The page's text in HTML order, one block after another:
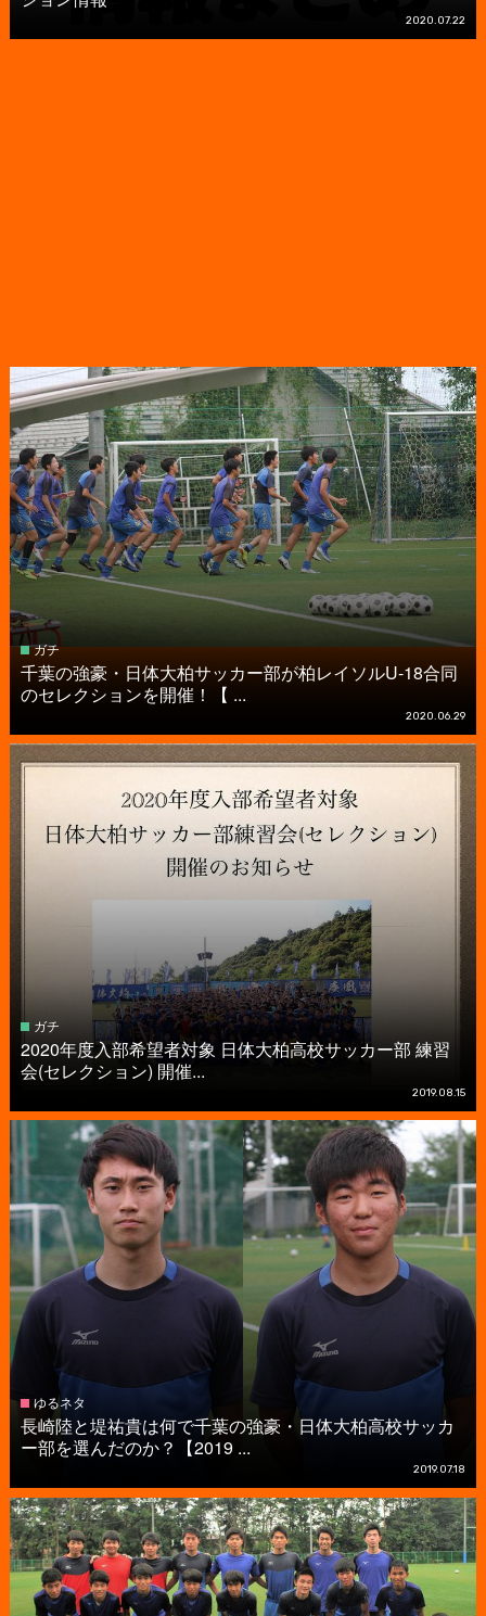
2020.07.22
ガチ
千葉の強豪・日体大柏サッカー部が柏レイソルU-18合同
のセレクションを開催！【 ...
2020.06.29
ガチ
2020年度入部希望者対象 日体大柏高校サッカー部 練習
会(セレクション) 開催...
2019.08.15
ゆるネタ
長崎陸と堤祐貴は何で千葉の強豪・日体大柏高校サッカ
ー部を選んだのか？【2019 ...
2019.07.18